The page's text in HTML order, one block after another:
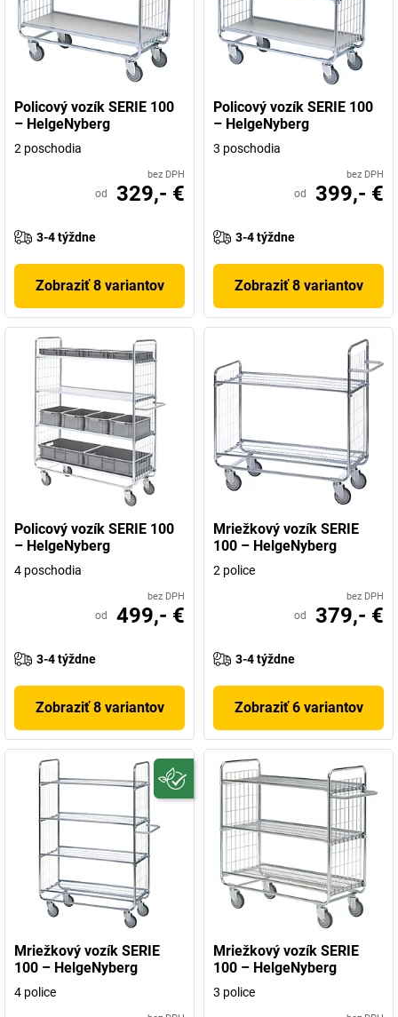
Policový vozík SERIE 100
– HelgeNyberg
2 poschodia
bez DPH
od 329,- €
3-4 týždne
Zobraziť 8 variantov
Policový vozík SERIE 100
– HelgeNyberg
3 poschodia
bez DPH
od 399,- €
3-4 týždne
Zobraziť 8 variantov
Policový vozík SERIE 100
– HelgeNyberg
4 poschodia
bez DPH
od 499,- €
3-4 týždne
Zobraziť 8 variantov
Mriežkový vozík SERIE
100 – HelgeNyberg
2 police
bez DPH
od 379,- €
3-4 týždne
Zobraziť 6 variantov
Mriežkový vozík SERIE
100 – HelgeNyberg
4 police
Mriežkový vozík SERIE
100 – HelgeNyberg
3 police